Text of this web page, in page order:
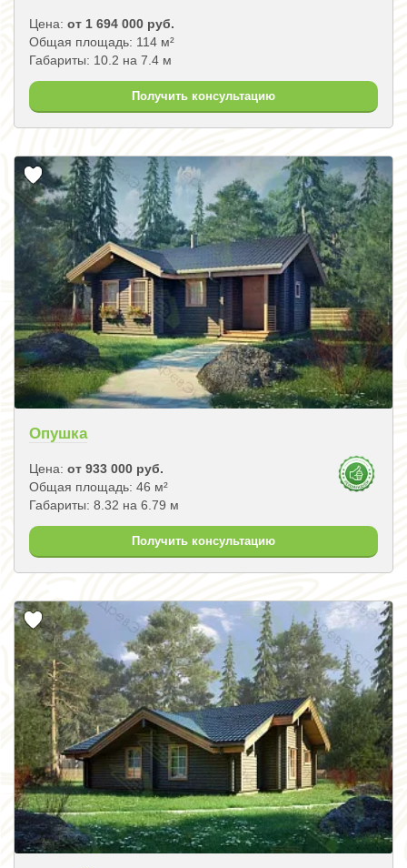
Цена: от 1 694 000 руб.
Общая площадь: 114 м²
Габариты: 10.2 на 7.4 м
Получить консультацию
Опушка
Цена: от 933 000 руб.
Общая площадь: 46 м²
Габариты: 8.32 на 6.79 м
Получить консультацию